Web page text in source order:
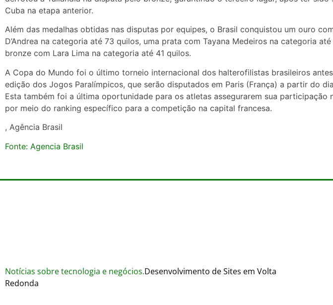
Cuba na etapa anterior.
Além das medalhas obtidas nas disputas por equipes, o Brasil conquistou um ouro
D’Andrea na categoria até 73 quilos, uma prata com Tayana Medeiros na categoria
bronze com Lara Lima na categoria até 41 quilos.
A Copa do Mundo foi o último torneio internacional dos halterofilistas brasileiros
edição dos Jogos Paralímpicos, que serão disputados em Paris (França) a partir do
Esta também foi a última oportunidade para os atletas assegurarem sua participação
por meio do ranking específico para a competição na capital francesa.
, Agência Brasil
Fonte: Agencia Brasil
Notícias sobre tecnologia e negócios.Desenvolvimento de Sites em Volta
Redonda